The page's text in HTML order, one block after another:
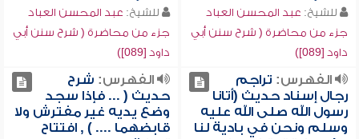
للشيخ: عبد المحسن العباد
جزء من محاضرة ( شرح سنن أبي
داود [089])
للشيخ: عبد المحسن العباد
جزء من محاضرة ( شرح سنن أبي
داود [089])
الفهرس: تراجم
رجال إسناد حديث (أتانا
رسول الله صلى الله عليه
وسلم ونحن في بادية لنا
الفهرس: شرح
حديث ( ... فإذا سجد
وضع يديه غير مفترش ولا
قابضهما .... ) , افتتاح